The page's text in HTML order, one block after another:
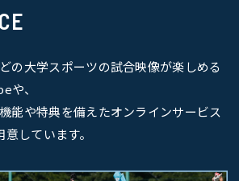
の大学スポーツの試合映像が楽しめる
や、
能や特典を備えたオンラインサービス
しています。